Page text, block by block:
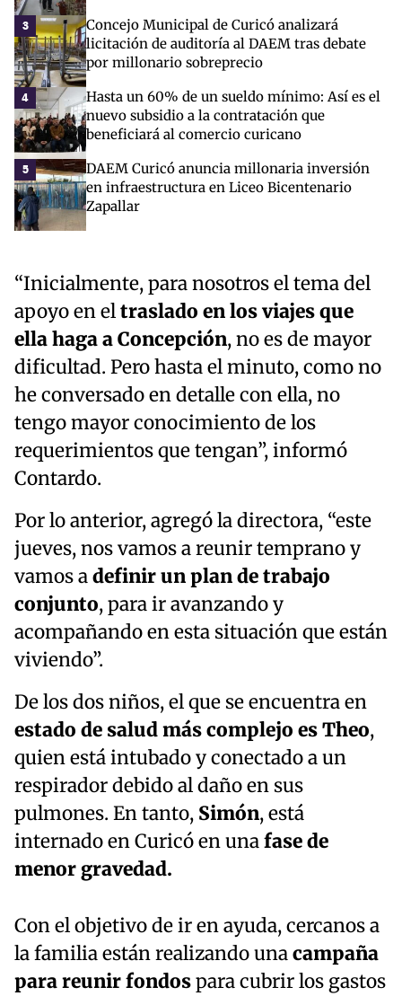
3
Concejo Municipal de Curicó analizará
licitación de auditoría al DAEM tras debate
por millonario sobreprecio
4
Hasta un 60% de un sueldo mínimo: Así es el
nuevo subsidio a la contratación que
beneficiará al comercio curicano
5
DAEM Curicó anuncia millonaria inversión
en infraestructura en Liceo Bicentenario
Zapallar
“Inicialmente, para nosotros el tema del
apoyo en eltraslado en los viajes que
ella haga a Concepción, no es de mayor
dificultad. Pero hasta el minuto, como no
he conversado en detalle con ella, no
tengo mayor conocimiento de los
requerimientos que tengan”, informó
Contardo.
Por lo anterior, agregó la directora, “este
jueves, nos vamos a reunir temprano y
vamos adefinir un plan de trabajo
conjunto, para ir avanzando y
acompañando en esta situación que están
viviendo”.
De los dos niños, el que se encuentra en
estado de salud más complejo es Theo,
quien está intubado y conectado a un
respirador debido al daño en sus
pulmones. En tanto, Simón, está
internado en Curicó en unafase de
menor gravedad.
Con el objetivo de ir en ayuda, cercanos a
la familia están realizando unacampaña
para reunir fondospara cubrir los gastos